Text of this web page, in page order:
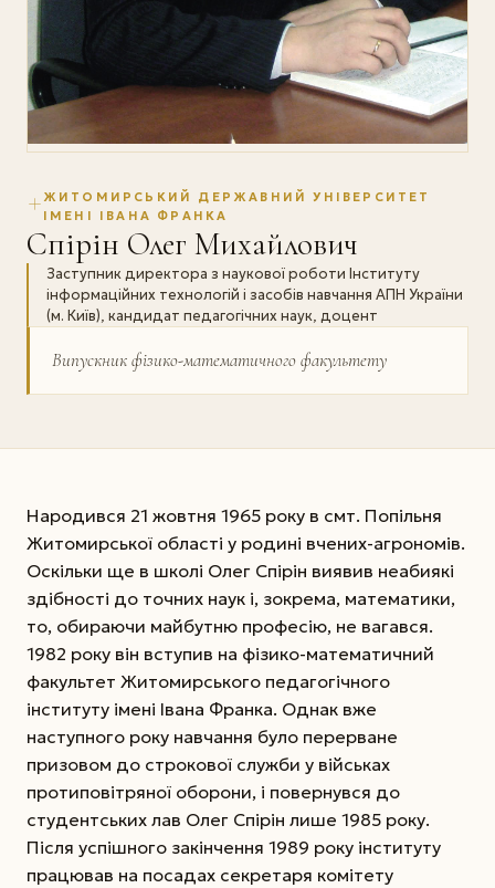
ЖИТОМИРСЬКИЙ ДЕРЖАВНИЙ УНІВЕРСИТЕТ
ІМЕНІ ІВАНА ФРАНКА
Спірін Олег Михайлович
Заступник директора з наукової роботи Інституту
інформаційних технологій і засобів навчання АПН України
(м. Київ), кандидат педагогічних наук, доцент
Випускник фізико-математичного факультету
Народився 21 жовтня 1965 року в смт. Попільня
Житомирської області у родині вчених-агрономів.
Оскільки ще в школі Олег Спірін виявив неабиякі
здібності до точних наук і, зокрема, математики,
то, обираючи майбутню професію, не вагався.
1982 року він вступив на фізико-математичний
факультет Житомирського педагогічного
інституту імені Івана Франка. Однак вже
наступного року навчання було перерване
призовом до строкової служби у військах
протиповітряної оборони, і повернувся до
студентських лав Олег Спірін лише 1985 року.
Після успішного закінчення 1989 року інституту
працював на посадах секретаря комітету